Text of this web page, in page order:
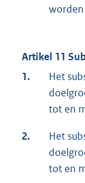
Artikel 11
1.
Het
tot en
2.
Het
tot en